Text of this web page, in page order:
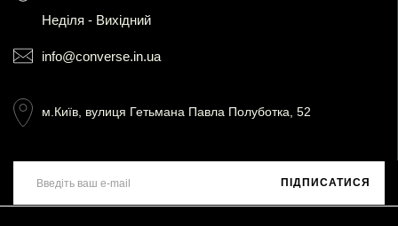
Неділя - Вихідний
info@converse.in.ua
м.Київ, вулиця Гетьмана Павла Полуботка, 52
ПІДПИСАТИСЯ